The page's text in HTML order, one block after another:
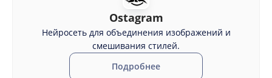
Ostagram
Нейросеть для объединения изображений и
смешивания стилей.
Подробнее